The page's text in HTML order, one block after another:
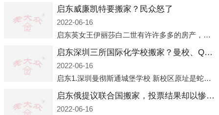
启东威廉凯特要搬家？民众怒了
2022-06-16
启东英女王伊丽莎白二世有许许多多的房产，遍布英国各地。而作为英女王的亲孙子、未来的英国国王，威廉王子自然也能享受到女王的房产。目前，威廉凯特以及三个孩子有两个经常居住的地点，一处是位于伦敦的肯辛顿宫，一处
启东深圳三所国际化学校搬家？曼校、QSI、南山中英文搬走了
2022-06-16
启东1.深圳曼彻斯通城堡学校 新校区原址是蛇口国际据悉，此次曼彻斯通城堡学校搬迁到蛇口新校区的开办与蛇口外籍人员子女学校（蛇口国际）有很大的关联。2021年，太子湾实验部就宣布在2022年正式并入蛇口外籍
启东俄提议联合国搬家，投票结果却以惨败收场
2022-06-16